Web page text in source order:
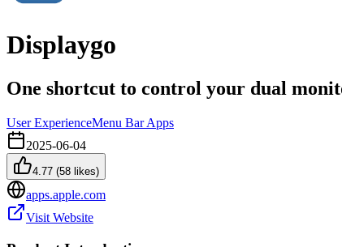
Displaygo
One shortcut to control your dual
User ExperienceMenu Bar Apps
2025-06-04
4.77 (58 likes)
apps.apple.com
Visit Website